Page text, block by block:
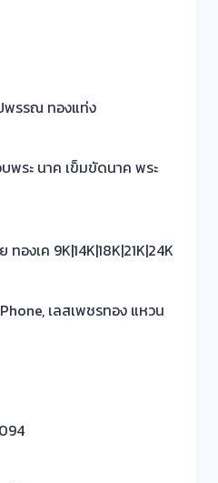
พรรณ ทองแท่ง
พระ นาค เข็มขัดนาค พระ
องเค 9K|14K|18K|21K|24K
เลสเพชรทอง แหวน